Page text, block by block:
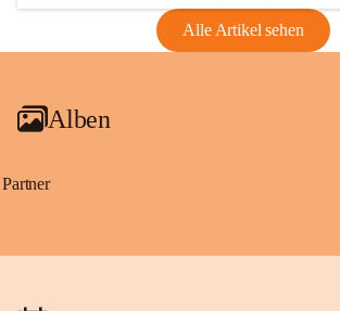
Alle Artikel sehen
Alben
Partner